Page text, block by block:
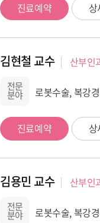
진료예약
김현철 교수 산부인
전문
분야 로봇수술, 복강
진료예약
김용민 교수 산부인
전문
분야 로봇수술, 복강